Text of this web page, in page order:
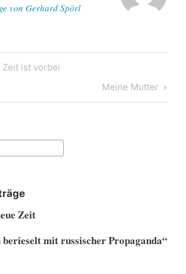
von Gerhard Spörl
ist vorbei
Next
Post
Meine Mutter
Zeit
berieselt mit russischer Propaganda“